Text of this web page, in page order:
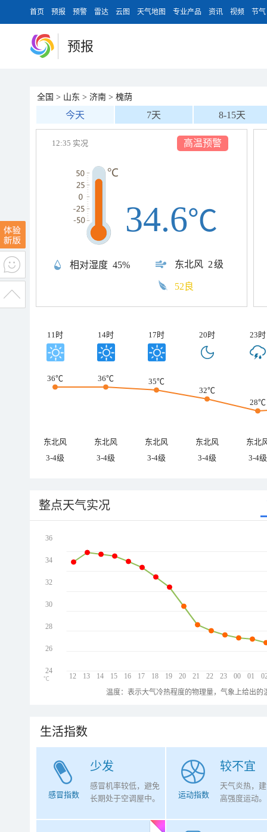
首页 预报 预警 雷达 云图 天气地图 专业产品 资讯 视频 节气
预报
全国 > 山东 > 济南 > 槐荫
今天 7天 8-15天
12:35 实况
相对湿度 45% 东北风 2级
34.6℃
52良
高温预警
11时 14时 17时 20时 23时
36℃ 36℃
35℃
32℃
28℃
东北风 东北风 东北风 东北风
东北
3-4级
3-4级 3-4级 3-4级 3-4级
整点天气实况
12 13 14 15 16 17 18 19 20 21 22 23 00 01
36
34
32
30
28
26
24
℃
温度：表示大气冷热程度的物理量，气象上给出
生活指数
少发
感冒指数
感冒机率较低，避免
长期处于空调屋中。
较不宜
运动指数
天气炎热，
高强度运动。